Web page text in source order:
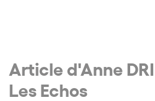
Article d'Anne
Les Echos